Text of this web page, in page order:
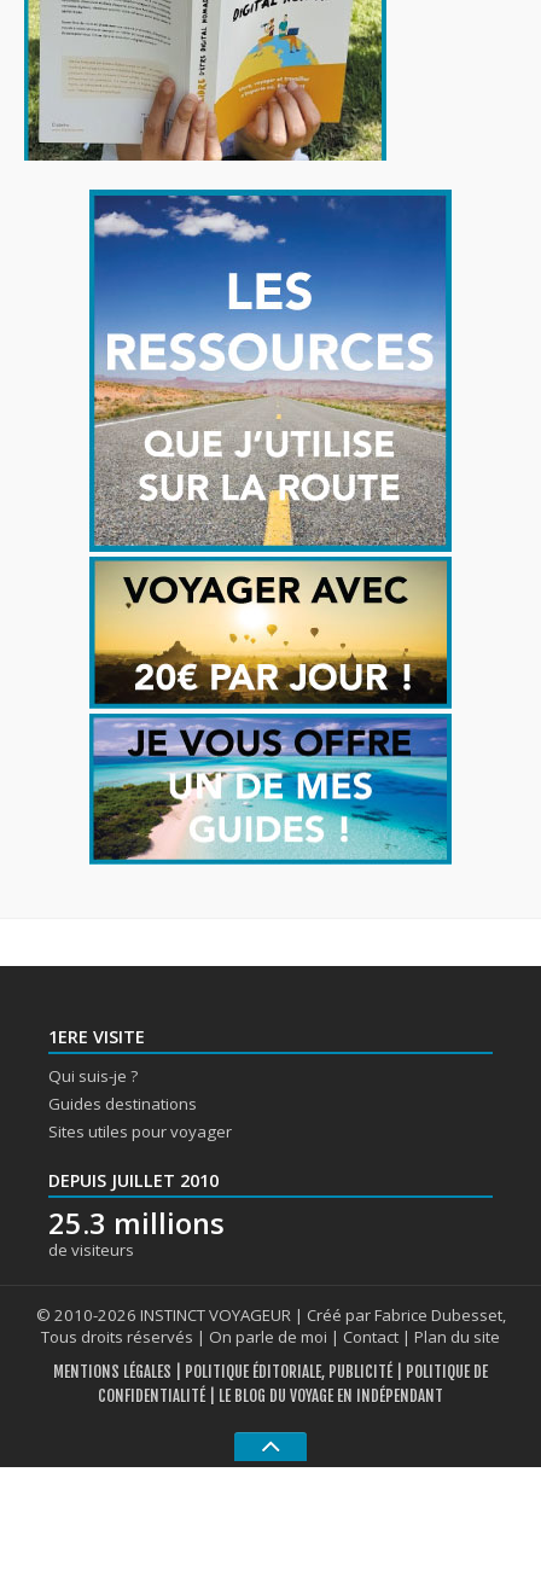
1ERE VISITE
Qui suis-je ?
Guides destinations
Sites utiles pour voyager
DEPUIS JUILLET 2010
25.3 millions
de visiteurs
© 2010-2026 INSTINCT VOYAGEUR | Créé par Fabrice Dubesset,
Tous droits réservés | On parle de moi | Contact | Plan du site
MENTIONS LÉGALES POLITIQUE ÉDITORIALE, PUBLICITÉ
POLITIQUE DE
CONFIDENTIALITÉ | LE BLOG DU VOYAGE EN INDÉPENDANT